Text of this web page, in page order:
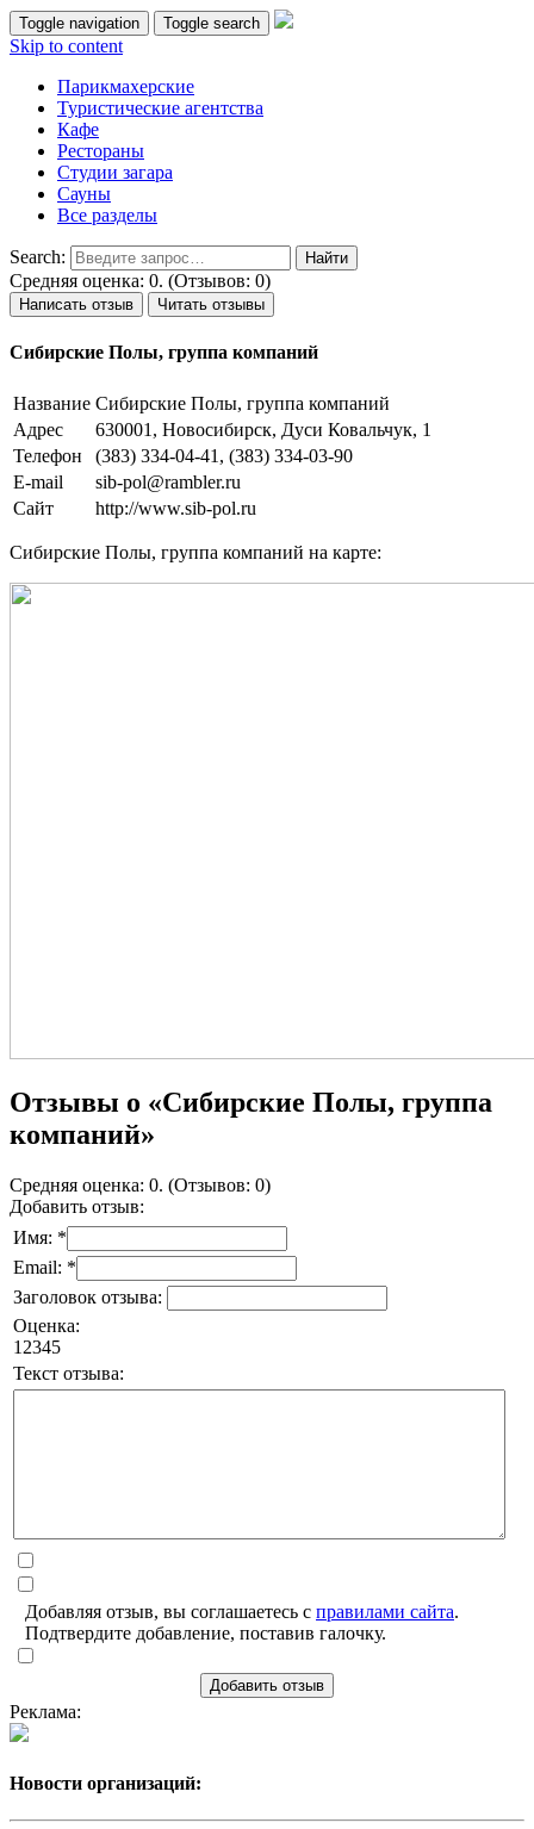
Toggle navigation Toggle search
Skip to content
Парикмахерские
Туристические агентства
Кафе
Рестораны
Студии загара
Сауны
Все разделы
Search:
Средняя оценка: 0. (Отзывов: 0)
Написать отзыв Читать отзывы
Сибирские Полы, группа компаний
Название Сибирские Полы, группа компаний
Адрес
630001, Новосибирск, Дуси Ковальчук, 1
Телефон
(383) 334-04-41, (383) 334-03-90
E-mail
sib-pol@rambler.ru
Сайт
http://www.sib-pol.ru
Сибирские Полы, группа компаний на карте:
Отзывы о «Сибирские Полы, группа
компаний»
Средняя оценка: 0. (Отзывов: 0)
Добавить отзыв:
Имя: *
Email: *
Заголовок отзыва:
Оценка:
1 2345
Текст отзыва:
Добавляя отзыв, вы соглашаетесь с правилами сайта.
Подтвердите добавление, поставив галочку.
Добавить отзыв
Реклама:
Новости организаций: